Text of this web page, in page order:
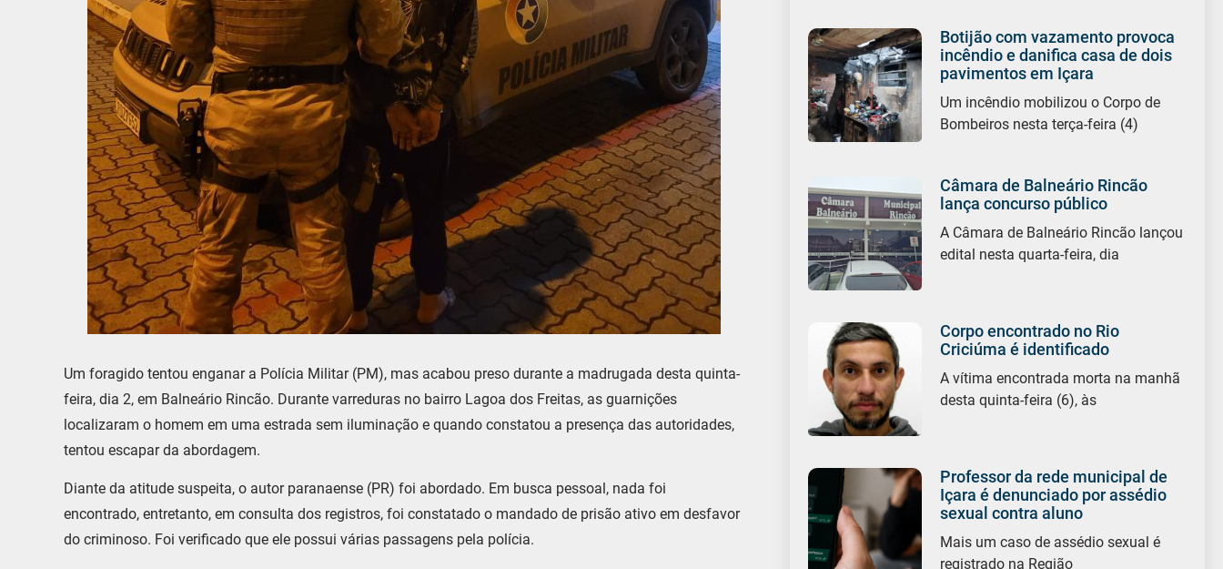
Um foragido tentou enganar a Polícia Militar (PM), mas acabou preso durante a madrugada desta quinta-
feira, dia 2, em Balneário Rincão. Durante varreduras no bairro Lagoa dos Freitas, as guarnições
localizaram o homem em uma estrada sem iluminação e quando constatou a presença das autoridades,
tentou escapar da abordagem.
Diante da atitude suspeita, o autor paranaense (PR) foi abordado. Em busca pessoal, nada foi
encontrado, entretanto, em consulta dos registros, foi constatado o mandado de prisão ativo em desfavor
do criminoso. Foi verificado que ele possui várias passagens pela polícia.
Botijão com vazamento provoca
incêndio e danifica casa de dois
pavimentos em Içara
Um incêndio mobilizou o Corpo de
Bombeiros nesta terça-feira (4)
Câmara de Balneário Rincão
lança concurso público
A Câmara de Balneário Rincão lançou
edital nesta quarta-feira, dia
Corpo encontrado no Rio
Criciúma é identificado
A vítima encontrada morta na manhã
desta quinta-feira (6), às
Professor da rede municipal de
Içara é denunciado por assédio
sexual contra aluno
Mais um caso de assédio sexual é
registrado na Região